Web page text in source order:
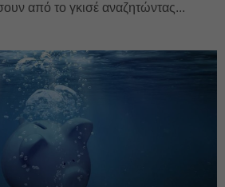
από το γκισέ αναζητώντας...